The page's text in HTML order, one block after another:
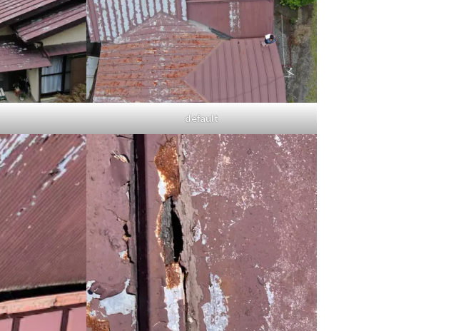
default